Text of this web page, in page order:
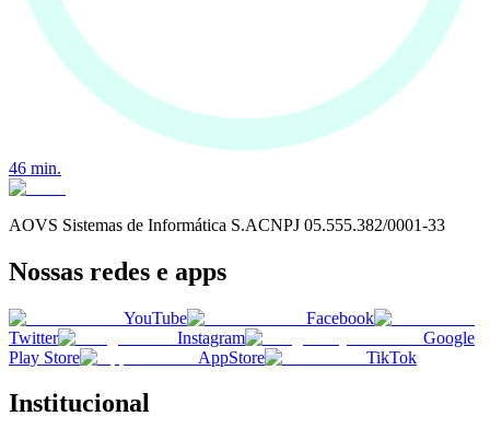
46 min.
AOVS Sistemas de Informática S.ACNPJ 05.555.382/0001-33
Nossas redes e apps
YouTube
Facebook
Twitter
Instagram
Google
Play Store
AppStore TikTok
Institucional